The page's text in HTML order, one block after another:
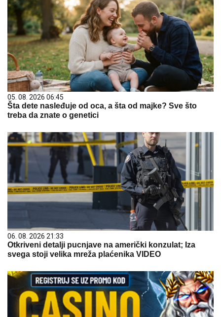
05. 08. 2026 06:45
Šta dete nasleđuje od oca, a šta od majke? Sve što
treba da znate o genetici
06. 08. 2026 21:33
Otkriveni detalji pucnjave na američki konzulat; Iza
svega stoji velika mreža plaćenika VIDEO